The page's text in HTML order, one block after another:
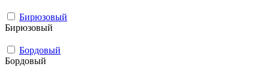
Бирюзовый
Бирюзовый
Бордовый
Бордовый